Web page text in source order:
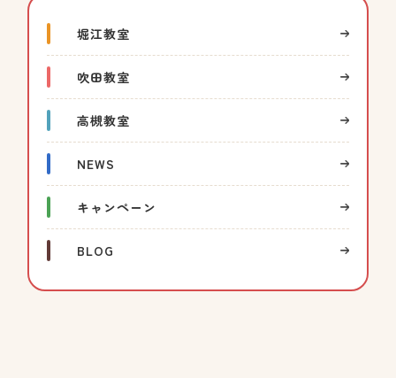
堀江教室
吹田教室
高槻教室
NEWS
キャンペーン
BLOG